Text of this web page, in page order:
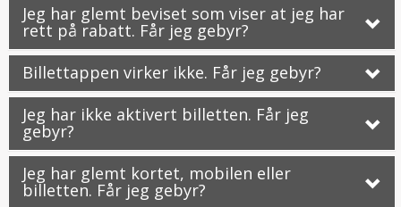
Jeg har glemt beviset som viser at jeg har
rett på rabatt. Får jeg gebyr?
Billettappen virker ikke. Får jeg gebyr?
Jeg har ikke aktivert billetten. Får jeg
gebyr?
Jeg har glemt kortet, mobilen eller
billetten. Får jeg gebyr?